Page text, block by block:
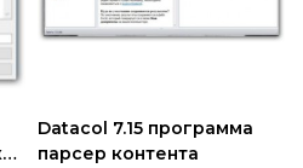
Datacol 7.15 программа
парсер контента